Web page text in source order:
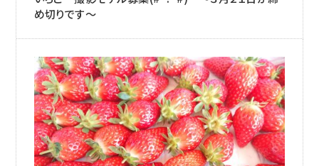
め切りです～